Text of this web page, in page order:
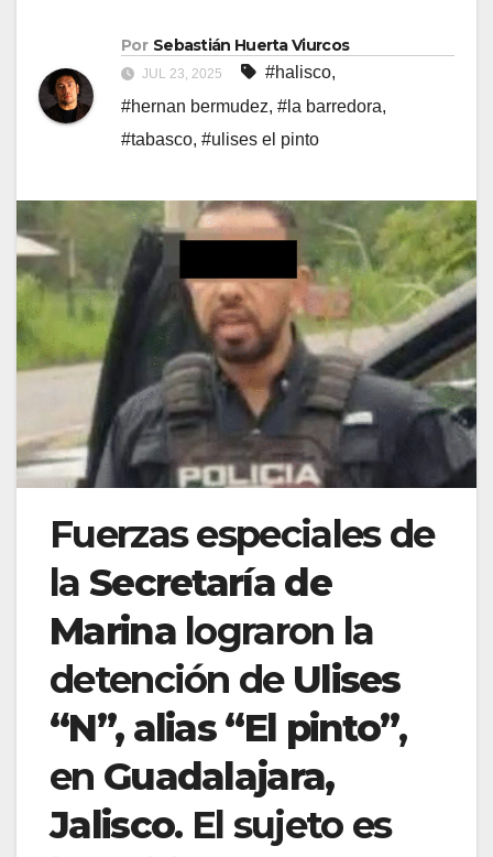
Por Sebastián Huerta Viurcos
JUL 23, 2025 #halisco,
#hernan bermudez, #la barredora,
#tabasco, #ulises el pinto
Fuerzas especiales de
la Secretaría de
Marinalograron la
detención de Ulises
“N”, alias “El pinto”,
en Guadalajara,
Jalisco. El sujeto es